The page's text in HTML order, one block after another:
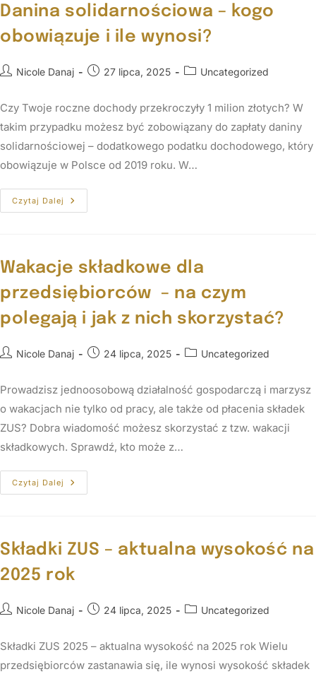
Danina solidarnościowa – kogo
obowiązuje i ile wynosi?
Nicole Danaj 27 lipca, 2025 Uncategorized
Czy Twoje roczne dochody przekroczyły 1 milion złotych? W
takim przypadku możesz być zobowiązany do zapłaty daniny
solidarnościowej – dodatkowego podatku dochodowego, który
obowiązuje w Polsce od 2019 roku. W…
Czytaj Dalej
Wakacje składkowe dla
przedsiębiorców – na czym
polegają i jak z nich skorzystać?
Nicole Danaj 24 lipca, 2025 Uncategorized
Prowadzisz jednoosobową działalność gospodarczą i marzysz
o wakacjach nie tylko od pracy, ale także od płacenia składek
ZUS? Dobra wiadomość możesz skorzystać z tzw. wakacji
składkowych. Sprawdź, kto może z…
Czytaj Dalej
Składki ZUS – aktualna wysokość na
2025 rok
Nicole Danaj 24 lipca, 2025 Uncategorized
Składki ZUS 2025 – aktualna wysokość na 2025 rok Wielu
przedsiębiorców zastanawia się, ile wynosi wysokość składek